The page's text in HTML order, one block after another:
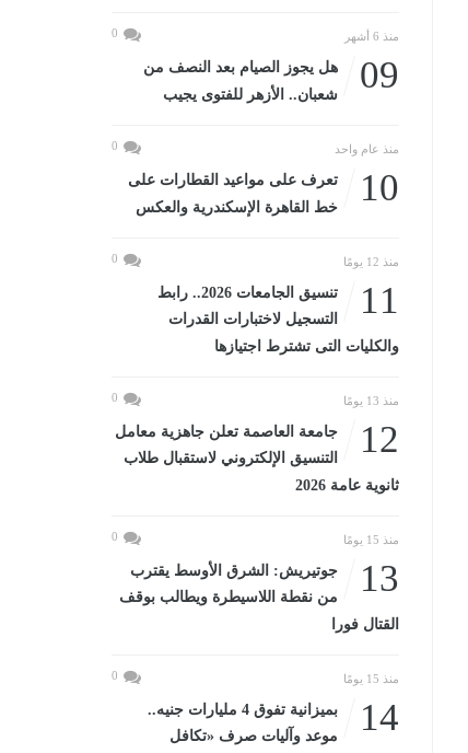
منذ 6 أشهر 0
09
هل يجوز الصيام بعد النصف من
شعبان.. الأزهر للفتوى يجيب
منذ عام واحد 0
10
تعرف على مواعيد القطارات على
خط القاهرة الإسكندرية والعكس
منذ 12 يومًا 0
11
تنسيق الجامعات 2026.. رابط
التسجيل لاختبارات القدرات
والكليات التى تشترط اجتيازها
منذ 13 يومًا 0
12
جامعة العاصمة تعلن جاهزية معامل
التنسيق الإلكتروني لاستقبال طلاب
ثانوية عامة 2026
منذ 15 يومًا 0
13
جوتيريش: الشرق الأوسط يقترب
من نقطة اللاسيطرة ويطالب بوقف
القتال فورا
منذ 15 يومًا 0
14
بميزانية تفوق 4 مليارات جنيه..
موعد وآليات صرف «تكافل